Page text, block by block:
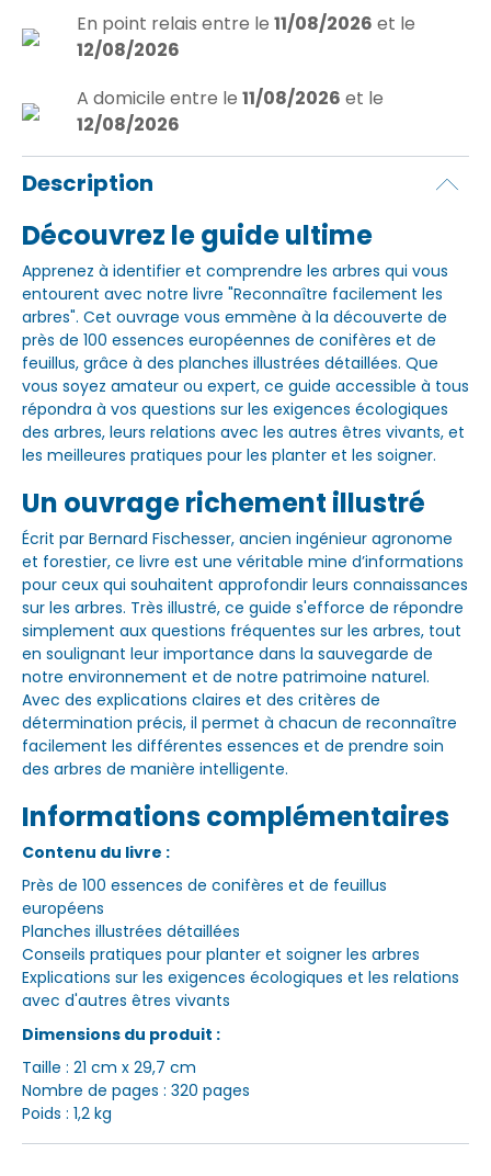
En point relais entre le 11/08/2026 et le
12/08/2026
A domicile entre le 11/08/2026 et le
12/08/2026
Description
Découvrez le guide ultime
Apprenez à identifier et comprendre les arbres qui vous
entourent avec notre livre "Reconnaître facilement les
arbres". Cet ouvrage vous emmène à la découverte de
près de 100 essences européennes de conifères et de
feuillus, grâce à des planches illustrées détaillées. Que
vous soyez amateur ou expert, ce guide accessible à tous
répondra à vos questions sur les exigences écologiques
des arbres, leurs relations avec les autres êtres vivants, et
les meilleures pratiques pour les planter et les soigner.
Un ouvrage richement illustré
Écrit par Bernard Fischesser, ancien ingénieur agronome
et forestier, ce livre est une véritable mine d’informations
pour ceux qui souhaitent approfondir leurs connaissances
sur les arbres. Très illustré, ce guide s'efforce de répondre
simplement aux questions fréquentes sur les arbres, tout
en soulignant leur importance dans la sauvegarde de
notre environnement et de notre patrimoine naturel.
Avec des explications claires et des critères de
détermination précis, il permet à chacun de reconnaître
facilement les différentes essences et de prendre soin
des arbres de manière intelligente.
Informations complémentaires
Contenu du livre :
Près de 100 essences de conifères et de feuillus
européens
Planches illustrées détaillées
Conseils pratiques pour planter et soigner les arbres
Explications sur les exigences écologiques et les relations
avec d'autres êtres vivants
Dimensions du produit :
Taille : 21 cm x 29,7 cm
Nombre de pages : 320 pages
Poids : 1,2 kg